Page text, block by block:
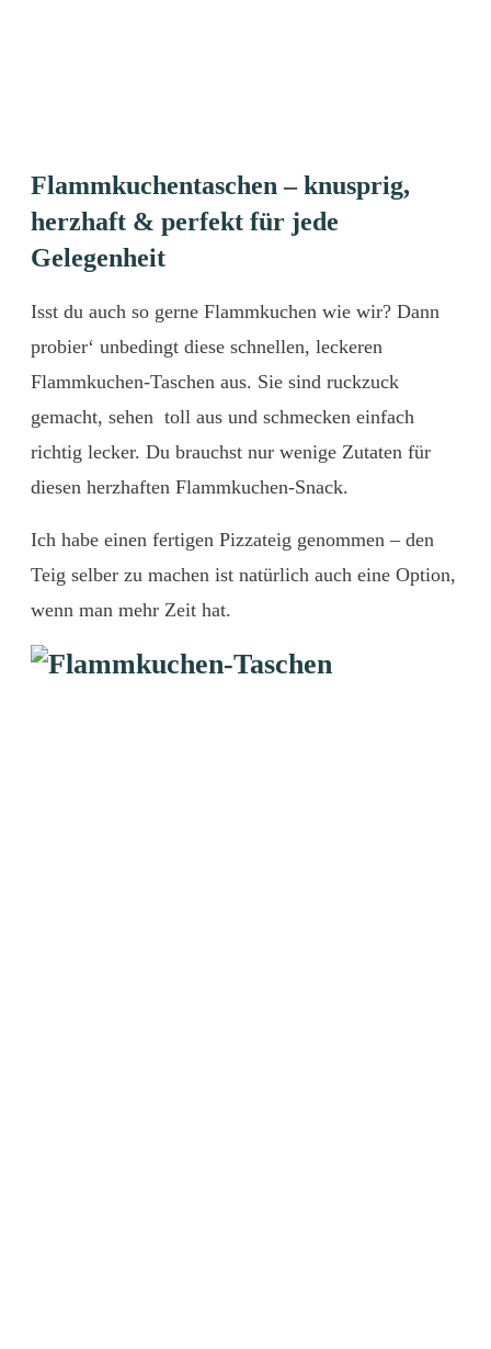
Flammkuchentaschen – knusprig,
herzhaft & perfekt für jede
Gelegenheit
Isst du auch so gerne Flammkuchen wie wir? Dann
probier‘ unbedingt diese schnellen, leckeren
Flammkuchen-Taschen aus. Sie sind ruckzuck
gemacht, sehen toll aus und schmecken einfach
richtig lecker. Du brauchst nur wenige Zutaten für
diesen herzhaften Flammkuchen-Snack.
Ich habe einen fertigen Pizzateig genommen – den
Teig selber zu machen ist natürlich auch eine Option,
wenn man mehr Zeit hat.